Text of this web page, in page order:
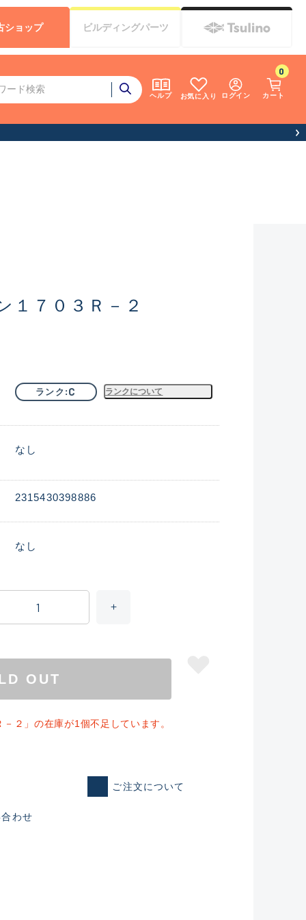
ヘルプ お気に入り ログイン カート
0
ショップ ビルディングパーツ
れた未使用
１７０３Ｒ－２
ランク C ランクについて
なし
2315430398886
なし
OUT
２」の在庫が1個不足しています。
ご注文について
わせ